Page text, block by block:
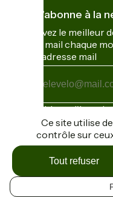
FR
Je m'abonne à la
Recevez le meilleur
boîte mail chaque
Mon adresse mail
Mon
adresse
Conditions
Financé dans le
Contact
Ce site utilise
contrôle sur
Tout refuser